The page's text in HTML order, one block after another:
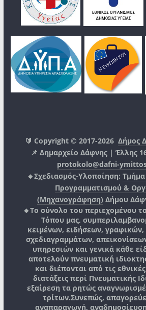
🔰 Copyright © 2017-2026Δήμος
📌 Δημαρχείο Δάφνης | Έλλης
protokolo@dafni-
🔹Σχεδιασμός-Υλοποίηση:
Προγραμματισμού &
(Μηχανογράφηση) Δήμου
🔸Το σύνολο του περιεχομένου
Τόπου μας,
κειμένων, ειδήσεων,
σχεδιαγραμμάτων,
υπηρεσιών και γενικά κάθε
αποτελούν πνευματική
και διέπονται από τις
διατάξεις περί Πνευματικής
εξαίρεση τα ρητώς
τρίτων.Συνεπώς,
αναπαραγωγή,